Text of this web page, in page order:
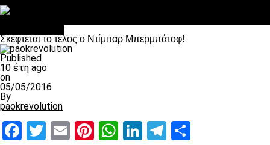
Σκέφτεται το τέλος ο Ντίμιταρ Μπερμπάτοφ!
Published
10 έτη ago
on
05/05/2016
By
paokrevolution
Facebook
Twitter
EmailPinterest
WhatsApp
LinkedIn
Telegram